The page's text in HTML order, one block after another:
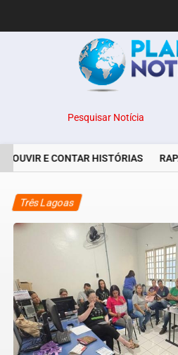
Pesquisar Notícia
OUVIR E CONTAR HISTÓRIAS
Três Lagoas